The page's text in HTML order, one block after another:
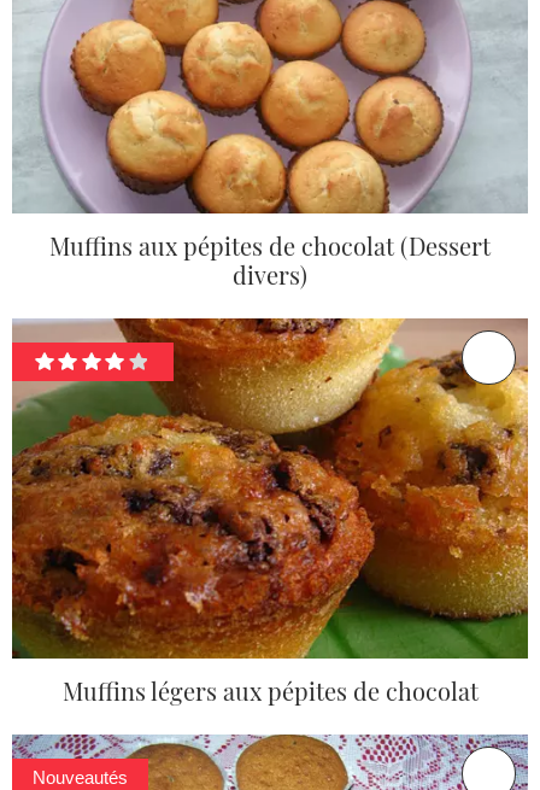
Muffins aux pépites de chocolat (Dessert
divers)
Muffins légers aux pépites de chocolat
Nouveautés